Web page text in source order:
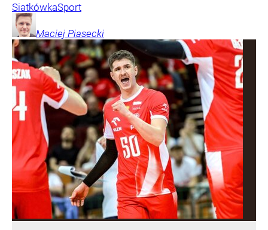
SiatkówkaSport
Maciej Piasecki